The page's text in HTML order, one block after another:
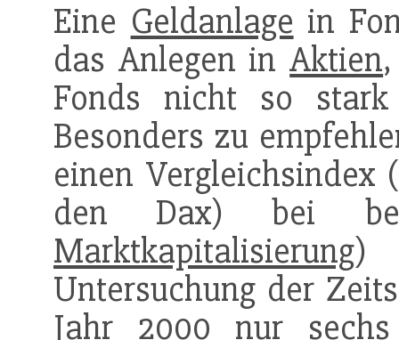
Eine Geldanlage in
das Anlegen inAktien
Fonds nicht so
Besonders zu
einen Vergleichsindex
den Dax) bei
Marktkapitalisierung)
Untersuchung der
Jahr 2000 nur